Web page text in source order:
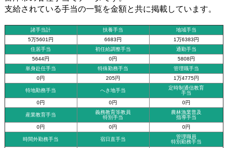
支給されている手当の一覧を金額と共に掲載しています。
諸手当計 扶養手当
地域手当
5万5601円
6683円
1万6383円
住居手当
初任給調整手当
通勤手当
5644円
0円
5808円
単身赴任手当
特殊勤務手当
管理職手当
0円
205円 1万4775円
特地勤務手当 へき地手当
定時制通信教育
手当
0円
0円 0円
産業教育手当
義務教育等教員
特別手当
農林漁業普及
指導手当
0円
0円 0円
時間外勤務手当 宿日直手当
管理職員
特別勤務手当